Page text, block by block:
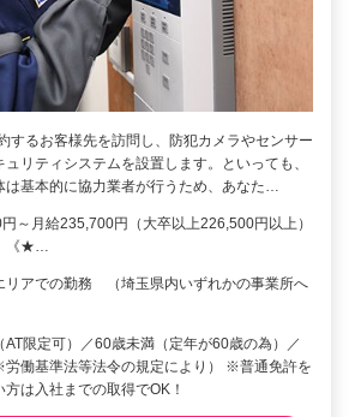
するお客様先を訪問し、防犯カメラやセンサー
ュリティシステムを設置します。といっても、
は基本的に協力業者が行うため、あなた…
～月給235,700円（大卒以上226,500円以上）
《★…
リアでの勤務 （埼玉県内いずれかの事業所へ
AT限定可）／60歳未満（定年が60歳の為）／
働基準法等法令の規定により） ※普通免許を
方は入社までの取得でOK！